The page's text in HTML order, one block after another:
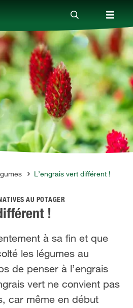
L’engrais vert différent !
AU POTAGER
!
à sa fin et que
les légumes au
de penser à l’engrais
vert ne convient pas
car même en début